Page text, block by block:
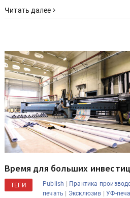
Читать далее
Время для больших
ТЕГИ Publish | Практика
печать | Эксклюзив |УФ-